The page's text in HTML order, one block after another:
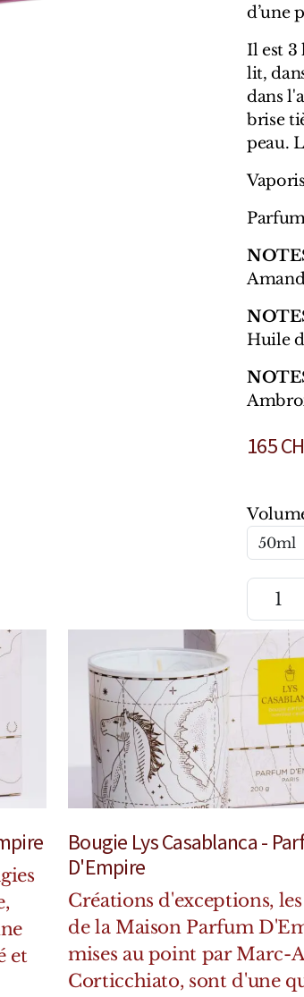
d’une
Il est 3
lit,
dans
brise
peau.
Huile
165
et
Bougie Lys Casablanca -
D'Empire
Créations d'exceptions,
de la Maison Parfum
mises au point par Marc-
Corticchiato, sont d'une